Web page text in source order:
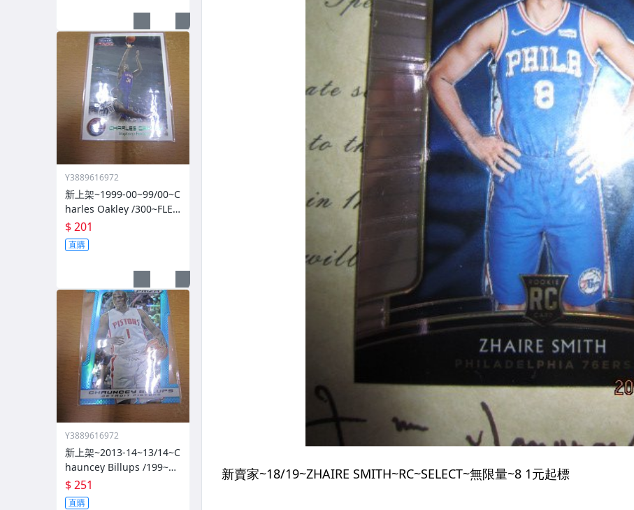
Y3889616972
新上架~1999-00~99/00~C
harles Oakley /300~FLEE
R~~限量/300~1060114-1
$ 201
直購
Y3889616972
新上架~2013-14~13/14~C
hauncey Billups /199~PR
IZM~SILVER~藍亮~限量/1
99~1060114-1
$ 251
直購